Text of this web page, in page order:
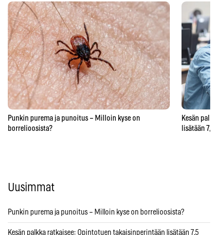
Punkin purema ja punoitus – Milloin kyse on
borrelioosista?
Kesän
lisätään
Uusimmat
Punkin purema ja punoitus – Milloin kyse on borrelioosista?
Kesän palkka ratkaisee: Opintotuen takaisinperintään lisätään 7,5